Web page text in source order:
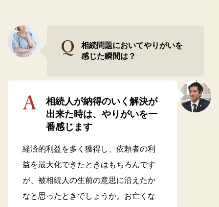
相続問題においてやりがいを
感じた瞬間は？
相続人が納得のいく解決が
出来た時は、やりがいを一
番感じます
経済的利益を多く獲得し、依頼者の利
益を最大化できたときはもちろんです
が、被相続人の生前の意思に沿えたか
なと思ったときでしょうか。お亡くな